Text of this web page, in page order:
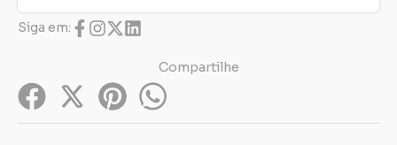
Siga em:
Compartilhe